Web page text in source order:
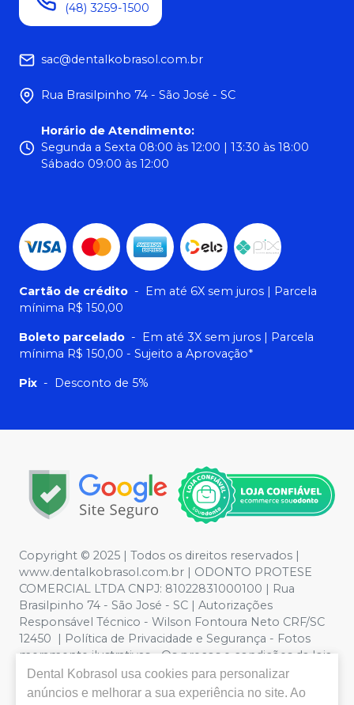
(48) 3259-1500
sac@dentalkobrasol.com.br
Rua Brasilpinho 74 - São José - SC
Horário de Atendimento:
Segunda a Sexta 08:00 às 12:00 | 13:30 às 18:00
Sábado 09:00 às 12:00
Cartão de crédito - Em até 6X sem juros | Parcela
mínima R$ 150,00
Boleto parcelado - Em até 3X sem juros | Parcela
mínima R$ 150,00 - Sujeito a Aprovação*
Pix - Desconto de 5%
Copyright © 2025 | Todos os direitos reservados |
www.dentalkobrasol.com.br | ODONTO PROTESE
COMERCIAL LTDA CNPJ: 81022831000100 | Rua
Brasilpinho 74 - São José - SC | Autorizações
Responsável Técnico - Wilson Fontoura Neto CRF/SC
12450 | Política de Privacidade e Segurança - Fotos
meramente ilustrativas - Os preços e condições da loja
virtual estão sujeitos a alterações. Em caso de
divergência de preços no site, o valor válido é o do
Dental Kobrasol usa cookies para personalizar
anúncios e melhorar a sua experiência no site. Ao